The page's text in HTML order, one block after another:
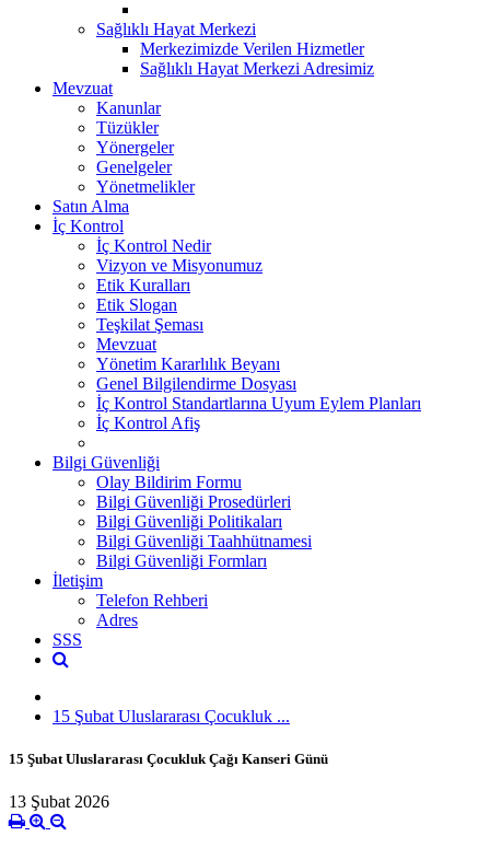
Sağlıklı Hayat Merkezi
Merkezimizde Verilen Hizmetler
Sağlıklı Hayat Merkezi Adresimiz
Mevzuat
Kanunlar
Tüzükler
Yönergeler
Genelgeler
Yönetmelikler
Satın Alma
İç Kontrol
İç Kontrol Nedir
Vizyon ve Misyonumuz
Etik Kuralları
Etik Slogan
Teşkilat Şeması
Mevzuat
Yönetim Kararlılık Beyanı
Genel Bilgilendirme Dosyası
İç Kontrol Standartlarına Uyum Eylem Planları
İç Kontrol Afiş
Bilgi Güvenliği
Olay Bildirim Formu
Bilgi Güvenliği Prosedürleri
Bilgi Güvenliği Politikaları
Bilgi Güvenliği Taahhütnamesi
Bilgi Güvenliği Formları
İletişim
Telefon Rehberi
Adres
SSS
15 Şubat Uluslararası Çocukluk ...
15 Şubat Uluslararası Çocukluk Çağı Kanseri Günü
13 Şubat 2026